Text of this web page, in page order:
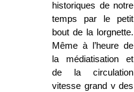
historiques de notre
temps par le petit
bout de la lorgnette.
Même à l’heure de
la médiatisation et
de la circulation
vitesse grand v des